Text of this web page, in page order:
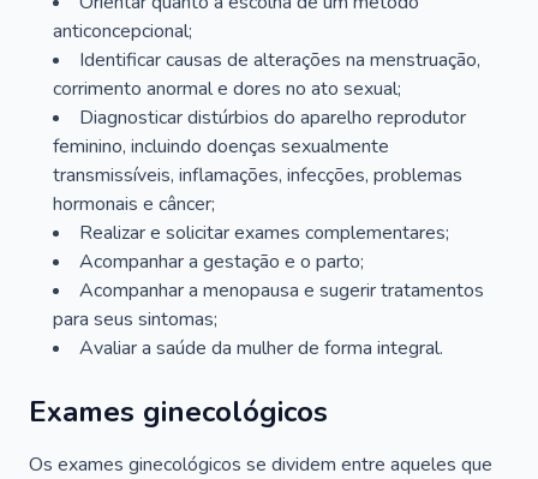
anticoncepcional;
Identificar causas de alterações na menstruação,
corrimento anormal e dores no ato sexual;
Diagnosticar distúrbios do aparelho reprodutor
feminino, incluindo doenças sexualmente
transmissíveis, inflamações, infecções, problemas
hormonais e câncer;
Realizar e solicitar exames complementares;
Acompanhar a gestação e o parto;
Acompanhar a menopausa e sugerir tratamentos
para seus sintomas;
Avaliar a saúde da mulher de forma integral.
Exames ginecológicos
Os exames ginecológicos se dividem entre aqueles que